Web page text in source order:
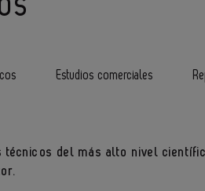
Estudios comerciales
técnicos del más alto nivel